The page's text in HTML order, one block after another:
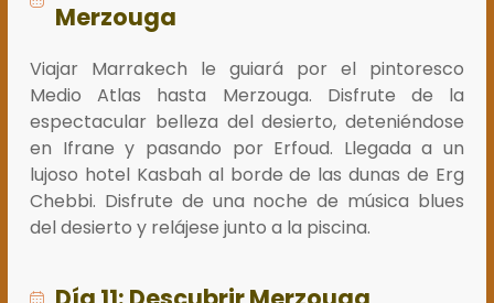
Merzouga
Viajar Marrakech le guiará por el pintoresco
Medio Atlas hasta Merzouga. Disfrute de la
espectacular belleza del desierto, deteniéndose
en Ifrane y pasando por Erfoud. Llegada a un
lujoso hotel Kasbah al borde de las dunas de Erg
Chebbi. Disfrute de una noche de música blues
del desierto y relájese junto a la piscina.